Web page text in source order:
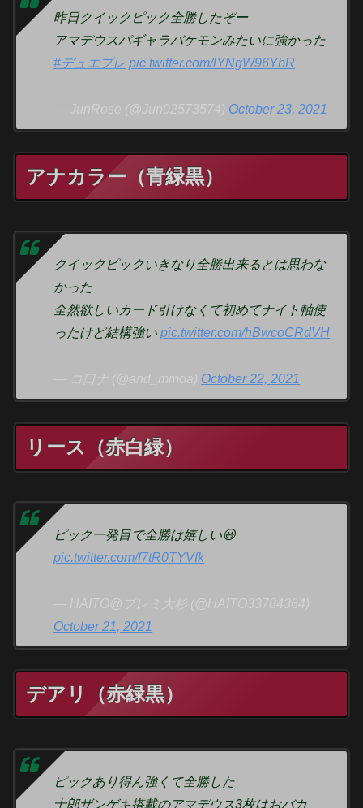
昨日クイックピック全勝したぞー
アマデウスパギャラバケモンみたいに強かった
#デュエプレ pic.twitter.com/lYNgW96YbR
— JunRose (@Jun02573574) October 23, 2021
アナカラー（青緑黒）
クイックピックいきなり全勝出来るとは思わな
かった
全然欲しいカード引けなくて初めてナイト軸使
ったけど結構強いpic.twitter.com/hBwcoCRdVH
— コ口ナ (@and_mmoa) October 22, 2021
リース（赤白緑）
ピック一発目で全勝は嬉しい😃
pic.twitter.com/f7tR0TYVfk
— HAITO@プレミ大杉 (@HAITO33784364)
October 21, 2021
デアリ（赤緑黒）
ピックあり得ん強くて全勝した
士郎ザンゲキ搭載のアマデウス3枚はおバカ